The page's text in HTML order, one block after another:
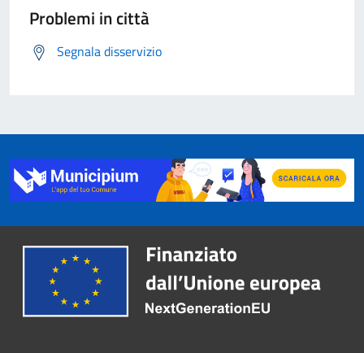
Problemi in città
Segnala disservizio